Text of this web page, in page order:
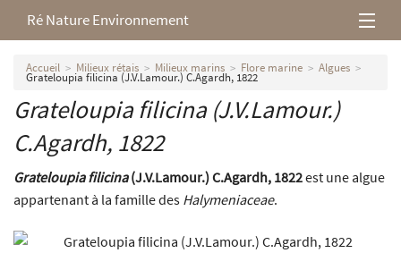
Ré Nature Environnement
L’association
Milieux rétais
Nos parutions
Accueil Milieux rétais Milieux marins Flore marine Algues
Grateloupia filicina (J.V.Lamour.) C.Agardh, 1822
Grateloupia filicina (J.V.Lamour.)
C.Agardh, 1822
Grateloupia filicina(J.V.Lamour.) C.Agardh, 1822est une algue
appartenant à la famille des Halymeniaceae.